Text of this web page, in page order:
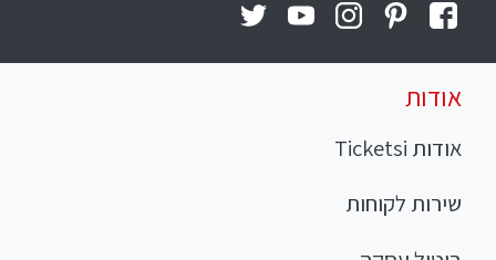
אודות
אודות Ticketsi
שירות לקוחות